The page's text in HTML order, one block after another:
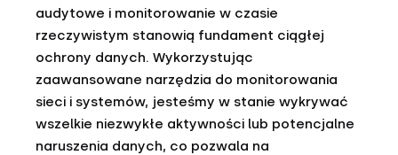
audytowe i monitorowanie w czasie
rzeczywistym stanowią fundament ciągłej
ochrony danych. Wykorzystując
zaawansowane narzędzia do monitorowania
sieci i systemów, jesteśmy w stanie wykrywać
wszelkie niezwykłe aktywności lub potencjalne
naruszenia danych, co pozwala na